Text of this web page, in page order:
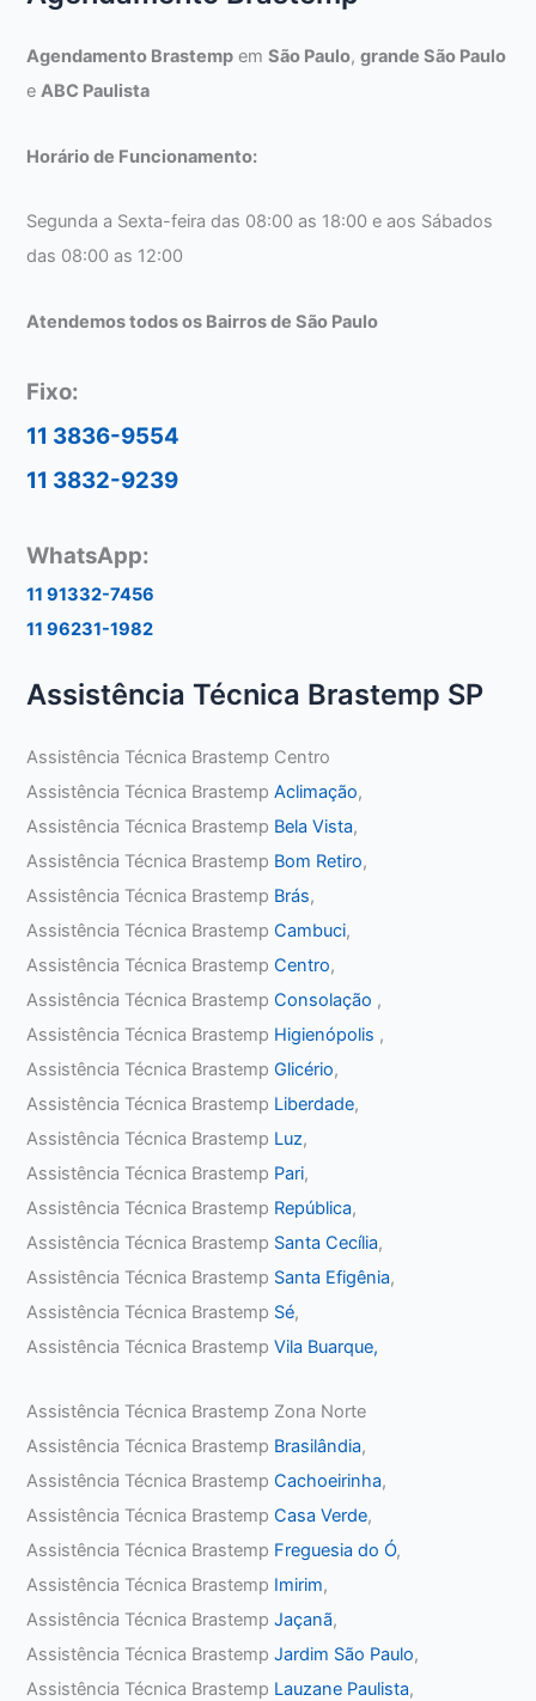
Agendamento Brastemp emSão Paulo,grande São Paulo
eABC Paulista
Horário de Funcionamento:
Segunda a Sexta-feira das 08:00 as 18:00 e aos Sábados
das 08:00 as 12:00
Atendemos todos os Bairros de São Paulo
Fixo:
11 3836-9554
11 3832-9239
WhatsApp:
11 91332-7456
11 96231-1982
Assistência Técnica Brastemp SP
Assistência Técnica Brastemp Centro
Assistência Técnica BrastempAclimação,
Assistência Técnica Brastemp Bela Vista,
Assistência Técnica Brastemp Bom Retiro,
Assistência Técnica Brastemp Brás,
Assistência Técnica BrastempCambuci,
Assistência Técnica BrastempCentro,
Assistência Técnica BrastempConsolação ,
Assistência Técnica Brastemp Higienópolis ,
Assistência Técnica BrastempGlicério,
Assistência Técnica Brastemp Liberdade,
Assistência Técnica Brastemp Luz,
Assistência Técnica Brastemp Pari,
Assistência Técnica Brastemp República,
Assistência Técnica Brastemp Santa Cecília,
Assistência Técnica Brastemp Santa Efigênia,
Assistência Técnica Brastemp Sé,
Assistência Técnica BrastempVila Buarque,
Assistência Técnica Brastemp Zona Norte
Assistência Técnica Brastemp Brasilândia,
Assistência Técnica BrastempCachoeirinha,
Assistência Técnica BrastempCasa Verde,
Assistência Técnica Brastemp Freguesia do Ó,
Assistência Técnica Brastemp Imirim,
Assistência Técnica BrastempJaçanã,
Assistência Técnica BrastempJardim São Paulo,
Assistência Técnica Brastemp Lauzane Paulista,